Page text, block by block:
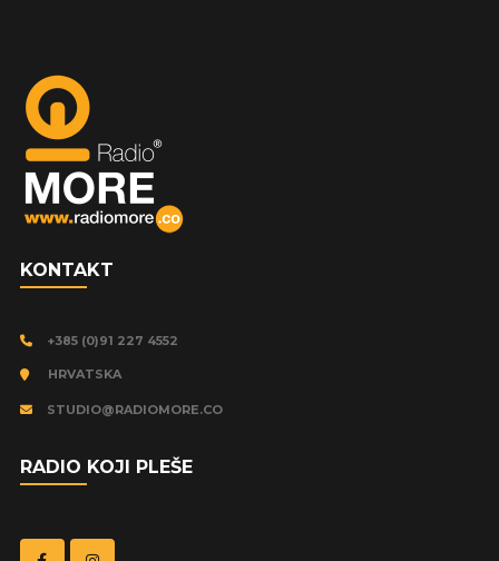
KONTAKT
+385 (0)91 227 4552
HRVATSKA
STUDIO@RADIOMORE.CO
RADIO KOJI PLEŠE